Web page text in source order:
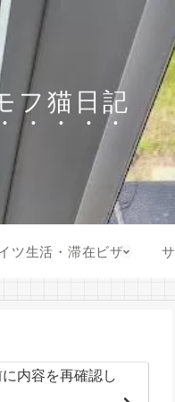
フ猫日記
ツ生活・滞在ビザ
内容を再確認し